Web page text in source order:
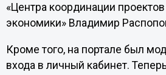
«Центра координации
экономики» Владимир
Кроме того, на портале был
входа в личный кабинет.